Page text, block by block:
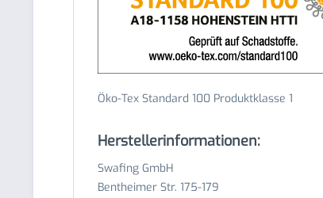
Öko-Tex Standard 100 Produktklasse 1
Herstellerinformationen:
Swafing GmbH
Bentheimer Str. 175-179